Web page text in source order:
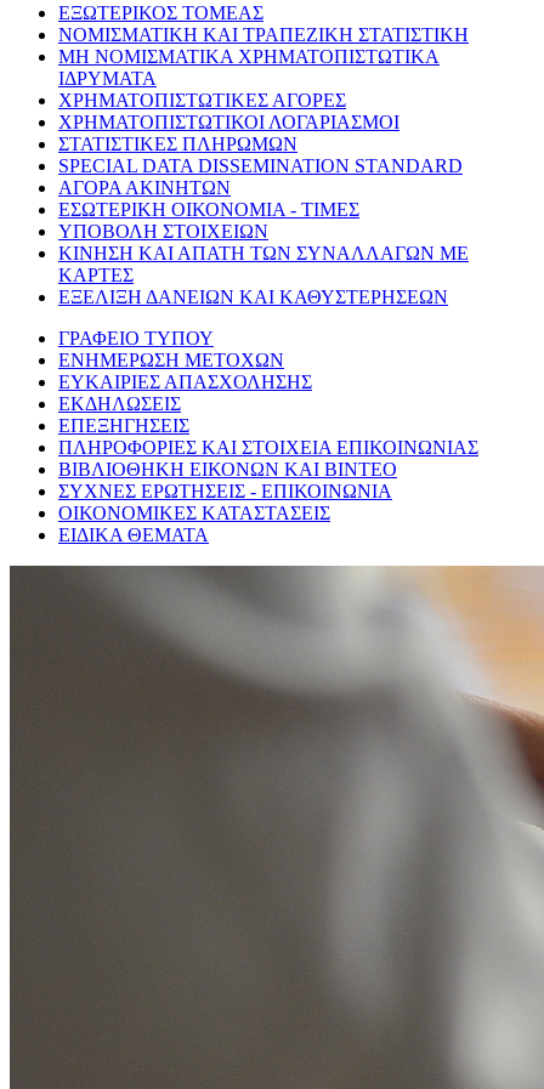
ΕΞΩΤΕΡΙΚΟΣ ΤΟΜΕΑΣ
ΝΟΜΙΣΜΑΤΙΚΗ ΚΑΙ ΤΡΑΠΕΖΙΚΗ ΣΤΑΤΙΣΤΙΚΗ
ΜΗ ΝΟΜΙΣΜΑΤΙΚΑ ΧΡΗΜΑΤΟΠΙΣΤΩΤΙΚΑ
ΙΔΡΥΜΑΤΑ
ΧΡΗΜΑΤΟΠΙΣΤΩΤΙΚΕΣ ΑΓΟΡΕΣ
ΧΡΗΜΑΤΟΠΙΣΤΩΤΙΚΟΙ ΛΟΓΑΡΙΑΣΜΟΙ
ΣΤΑΤΙΣΤΙΚΕΣ ΠΛΗΡΩΜΩΝ
SPECIAL DATA DISSEMINATION STANDARD
ΑΓΟΡΑ ΑΚΙΝΗΤΩΝ
ΕΣΩΤΕΡΙΚΗ ΟΙΚΟΝΟΜΙΑ - ΤΙΜΕΣ
ΥΠΟΒΟΛΗ ΣΤΟΙΧΕΙΩΝ
ΚΙΝΗΣΗ ΚΑΙ ΑΠΑΤΗ ΤΩΝ ΣΥΝΑΛΛΑΓΩΝ ΜΕ
ΚΑΡΤΕΣ
ΕΞΕΛΙΞΗ ΔΑΝΕΙΩΝ ΚΑΙ ΚΑΘΥΣΤΕΡΗΣΕΩΝ
ΓΡΑΦΕΙΟ ΤΥΠΟΥ
ΕΝΗΜΕΡΩΣΗ ΜΕΤΟΧΩΝ
ΕΥΚΑΙΡΙΕΣ ΑΠΑΣΧΟΛΗΣΗΣ
ΕΚΔΗΛΩΣΕΙΣ
ΕΠΕΞΗΓΗΣΕΙΣ
ΠΛΗΡΟΦΟΡΙΕΣ ΚΑΙ ΣΤΟΙΧΕΙΑ ΕΠΙΚΟΙΝΩΝΙΑΣ
ΒΙΒΛΙΟΘΗΚΗ ΕΙΚΟΝΩΝ ΚΑΙ ΒΙΝΤΕΟ
ΣΥΧΝΕΣ ΕΡΩΤΗΣΕΙΣ - ΕΠΙΚΟΙΝΩΝΙΑ
ΟΙΚΟΝΟΜΙΚΕΣ ΚΑΤΑΣΤΑΣΕΙΣ
ΕΙΔΙΚΑ ΘΕΜΑΤΑ